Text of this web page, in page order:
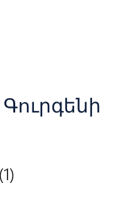
(1)